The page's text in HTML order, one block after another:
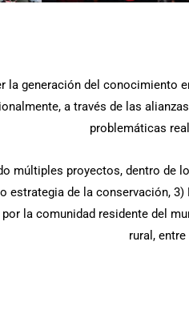
la generación del
a través de las
problemáticas
múltiples proyectos, dentro de
estrategia de la conservación,
la comunidad residente del
rural,